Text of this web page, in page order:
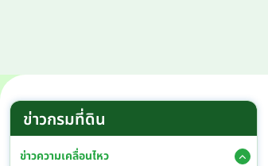
ข่าวกรมที่ดิน
ข่าวความเคลื่อนไหว